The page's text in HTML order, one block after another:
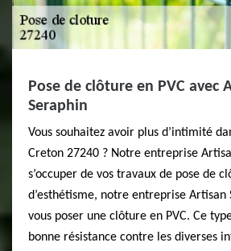
Pose de clôture en PVC avec
Seraphin
Vous souhaitez avoir plus d’intimité
Creton 27240 ? Notre entreprise
s’occuper de vos travaux de pose de
d’esthétisme, notre entreprise Artisan
vous poser une clôture en PVC. Ce
bonne résistance contre les diverses